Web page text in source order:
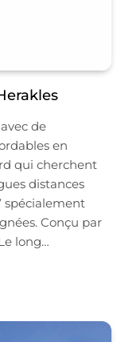
de
en
qui cherchent
distances
spécialement
Conçu par
long…